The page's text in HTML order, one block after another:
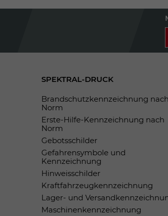
SPEKTRAL-DRUCK
Brandschutzkennzeichnung nach
Norm
Erste-Hilfe-Kennzeichnung nach
Norm
Gebotsschilder
Gefahrensymbole und
Kennzeichnung
Hinweisschilder
Kraftfahrzeugkennzeichnung
Lager- und
Maschinenkennzeichnung